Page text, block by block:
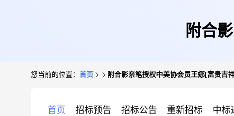
附合
您当前的位置： 首页 附合影亲笔授权中美协会员王娜[富贵吉
首页 招标预告 招标公告 重新招标 中标